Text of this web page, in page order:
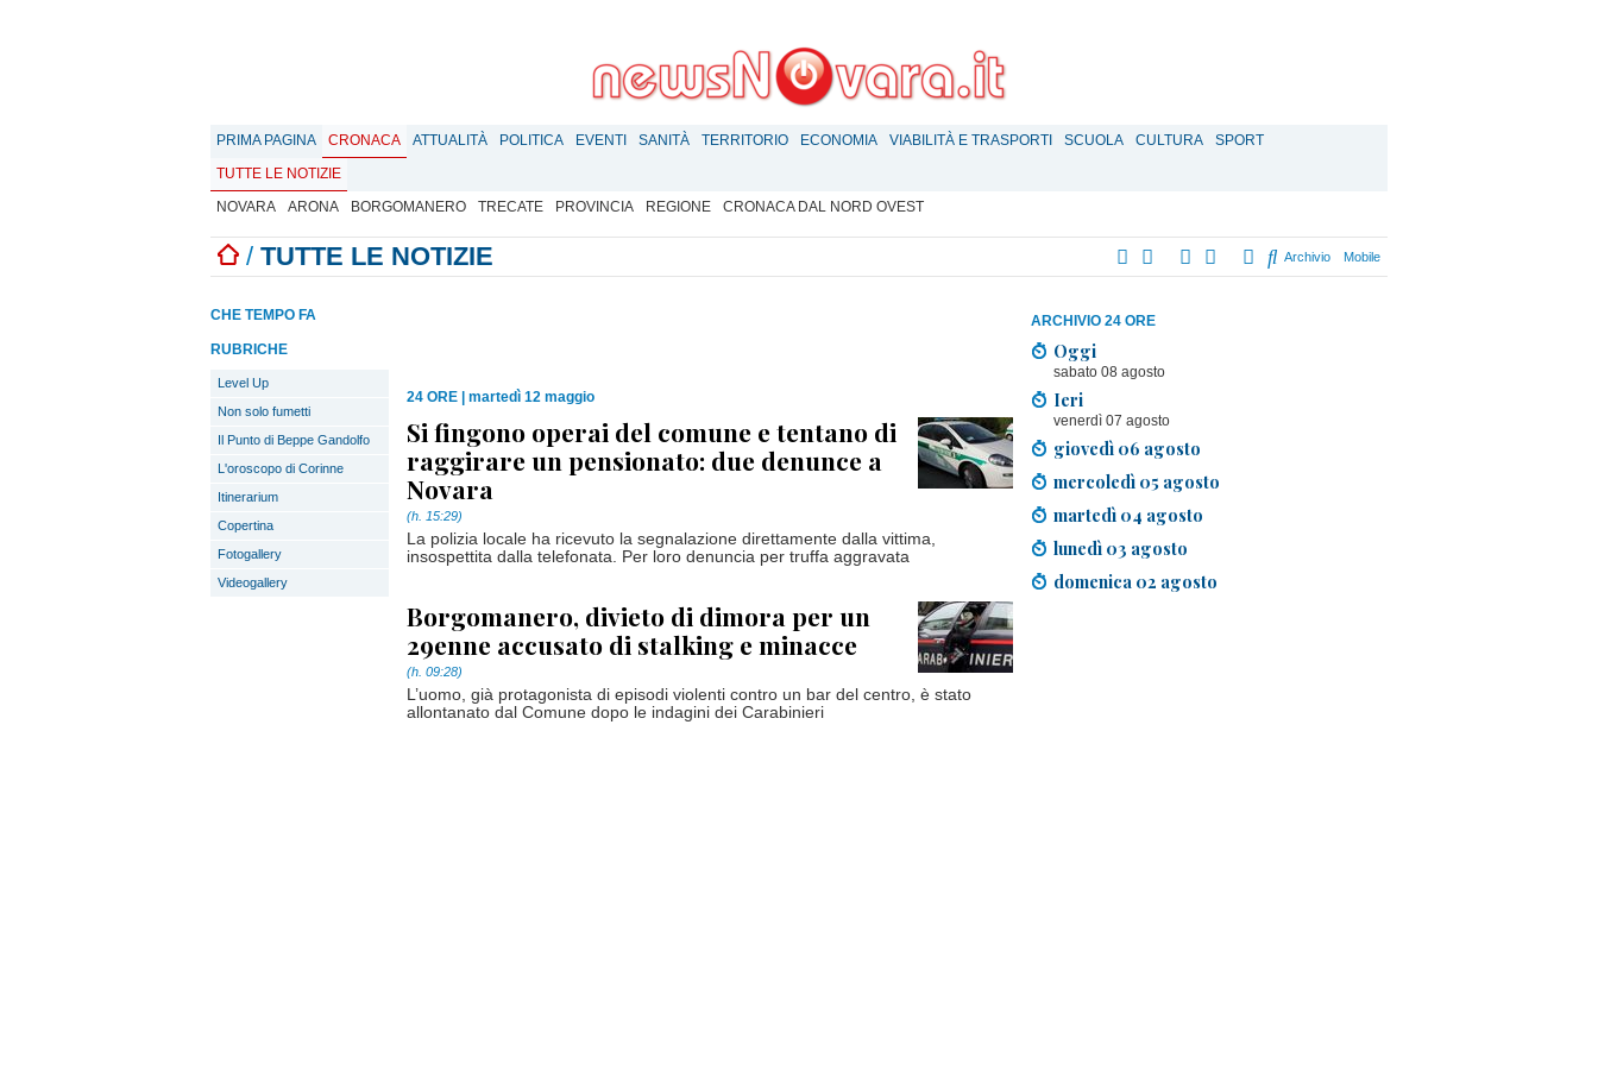
PRIMA PAGINA CRONACA ATTUALITÀ POLITICA EVENTI SANITÀ TERRITORIO ECONOMIA VIABILITÀ E TRASPORTI SCUOLA CULTURA
SPORT
TUTTE LE NOTIZIE
NOVARA
ARONA BORGOMANERO TRECATE PROVINCIA REGIONE CRONACA DAL NORD OVEST
/ TUTTE LE NOTIZIE Archivio Mobile
ARCHIVIO 24 ORE
Oggi
sabato 08 agosto
Ieri
venerdì 07 agosto
giovedì 06 agosto
mercoledì 05 agosto
martedì 04 agosto
lunedì 03 agosto
domenica 02 agosto
CHE TEMPO FA
RUBRICHE
Level Up
Non solo fumetti
Il Punto di Beppe Gandolfo
L'oroscopo di Corinne
Itinerarium
Copertina
Fotogallery
Videogallery
24 ORE martedì 12 maggio
Si fingono operai del comune e tentano di
raggirare un pensionato: due denunce a
Novara
(h. 15:29)
La polizia locale ha ricevuto la segnalazione direttamente dalla vittima,
insospettita dalla telefonata. Per loro denuncia per truffa aggravata
Borgomanero, divieto di dimora per un
29enne accusato di stalking e minacce
(h. 09:28)
L’uomo, già protagonista di episodi violenti contro un bar del centro, è stato
allontanato dal Comune dopo le indagini dei Carabinieri